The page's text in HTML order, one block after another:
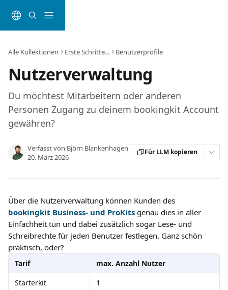
Alle Kollektionen Erste Schritte... Benutzerprofile
Nutzerverwaltung
Du möchtest Mitarbeitern oder anderen
Personen Zugang zu deinem bookingkit Account
gewähren?
Verfasst von Björn Blankenhagen
20. März 2026
Für LLM kopieren
Über die Nutzerverwaltung können Kunden des
bookingkit Business- und ProKits genau dies in aller
Einfachheit tun und dabei zusätzlich sogar Lese- und
Schreibrechte für jeden Benutzer festlegen. Ganz schön
praktisch, oder?
Tarif
max. Anzahl Nutzer
Starterkit
1